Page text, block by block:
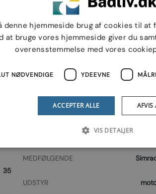
35
TYPE
CE KATEGORI
MAX. PERSONER
BYGGEÅR
MEDFØLGENDE
UDSTYR
denne hjemmeside brug af cookies til at
at bruge vores hjemmeside giver du
overensstemmelse med vores
NØDVENDIGE YDEEVNE
ACCEPTER ALLE AFVIS
VIS DETALJER